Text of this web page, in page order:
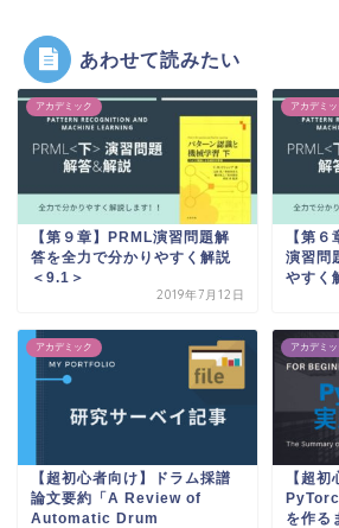
あわせて読みたい
アカデミック
【第９章】PRML演習問題解
答を全力で分かりやすく解説
＜9.1＞
2019年7月12日
アカデミッ
【第
演習問
やすく
アカデミック
【超初心者向け】ドラム採譜
論文要約「A Review of
Automatic Drum
アカデミッ
【超
を作る